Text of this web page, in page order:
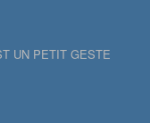
UN PETIT GESTE